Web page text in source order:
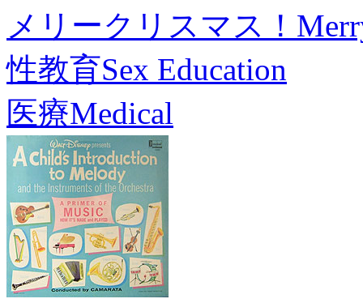
メリークリスマス！
性教育Sex Education
医療Medical